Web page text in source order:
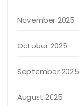
November 2025
October 2025
September 2025
August 2025